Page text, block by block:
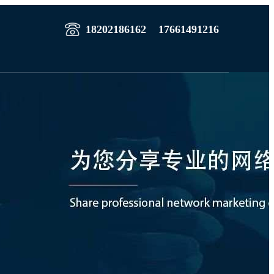
18202186162 17661491216